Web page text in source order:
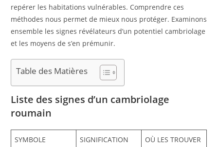
repérer les habitations vulnérables. Comprendre ces
méthodes nous permet de mieux nous protéger. Examinons
ensemble les signes révélateurs d’un potentiel cambriolage
et les moyens de s’en prémunir.
Table des Matières
Liste des signes d’un cambriolage
roumain
SYMBOLE SIGNIFICATION OÙ LES TROUVER